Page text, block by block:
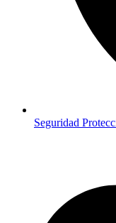
Seguridad